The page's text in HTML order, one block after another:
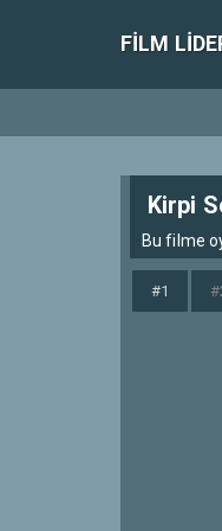
FILM
Kirpi
Bu filme
#1